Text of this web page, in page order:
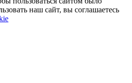
наш сайт, вы соглашаетесь